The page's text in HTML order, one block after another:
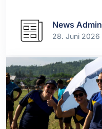
News Admin
28. Juni 2026